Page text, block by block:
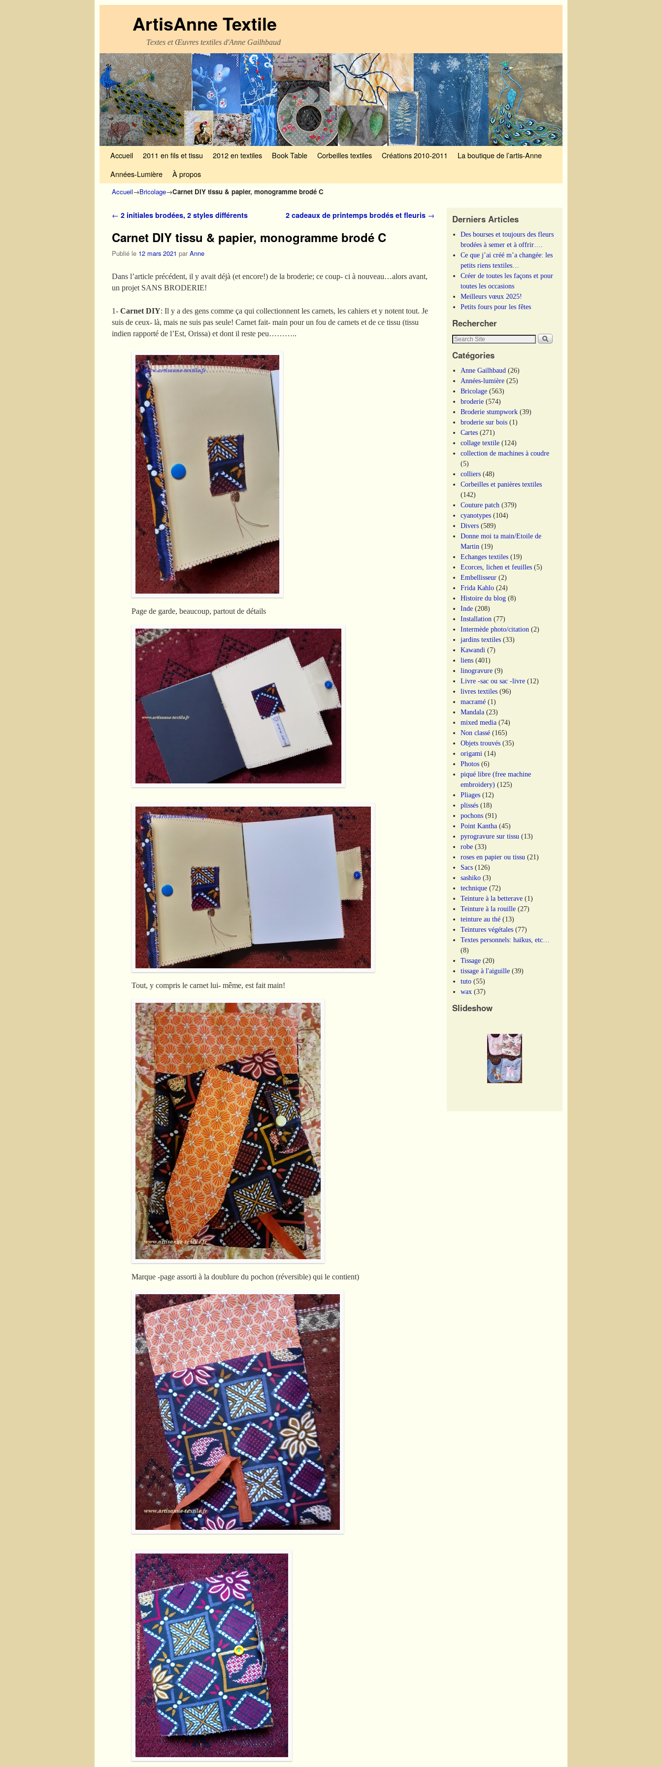
ArtisAnne Textile
Textes et Œuvres textiles d'Anne Gailhbaud
Accueil 2011 en fils et tissu 2012 en textiles Book Table Corbeilles textiles Créations 2010-2011
La boutique de l’artis-Anne
Années-Lumière
À propos
Accueil→Bricolage→Carnet DIY tissu & papier, monogramme brodé C
Navigation des articles
← 2 initiales brodées, 2 styles différents 2 cadeaux de printemps brodés et fleuris →
Carnet DIY tissu & papier, monogramme brodé C
Publié le 12 mars 2021 par Anne
Dans l’article précédent, il y avait déjà (et encore!) de la broderie; ce coup- ci à nouveau…alors avant,
un projet SANS BRODERIE!
1- Carnet DIY: Il y a des gens comme ça qui collectionnent les carnets, les cahiers et y notent tout. Je
suis de ceux- là, mais ne suis pas seule! Carnet fait- main pour un fou de carnets et de ce tissu (tissu
indien rapporté de l’Est, Orissa) et dont il reste peu………..
Page de garde, beaucoup, partout de détails
Tout, y compris le carnet lui- même, est fait main!
Marque -page assorti à la doublure du pochon (réversible) qui le contient)
Derniers Articles
Des bourses et toujours des fleurs
brodées à semer et à offrir….
Ce que j’ai créé m’a changée: les
petits riens textiles…
Créer de toutes les façons et pour
toutes les occasions
Meilleurs vœux 2025!
Petits fours pour les fêtes
Rechercher
Catégories
Anne Gailhbaud (26)
Années-lumière (25)
Bricolage (563)
broderie (574)
Broderie stumpwork (39)
broderie sur bois (1)
Cartes (271)
collage textile (124)
collection de machines à coudre
(5)
colliers (48)
Corbeilles et panières textiles
(142)
Couture patch (379)
cyanotypes (104)
Divers (589)
Donne moi ta main/Etoile de
Martin (19)
Echanges textiles (19)
Ecorces, lichen et feuilles (5)
Embellisseur (2)
Frida Kahlo (24)
Histoire du blog (8)
Inde (208)
Installation (77)
Intermède photo/citation (2)
jardins textiles (33)
Kawandi (7)
liens (401)
linogravure (9)
Livre -sac ou sac -livre (12)
livres textiles (96)
macramé (1)
Mandala (23)
mixed media (74)
Non classé (165)
Objets trouvés (35)
origami (14)
Photos (6)
piqué libre (free machine
embroidery) (125)
Pliages (12)
plissés (18)
pochons (91)
Point Kantha (45)
pyrogravure sur tissu (13)
robe (33)
roses en papier ou tissu (21)
Sacs (126)
sashiko (3)
technique (72)
Teinture à la betterave (1)
Teinture à la rouille (27)
teinture au thé (13)
Teintures végétales (77)
Textes personnels: haïkus, etc…
(8)
Tissage (20)
tissage à l'aiguille (39)
tuto (55)
wax (37)
Slideshow